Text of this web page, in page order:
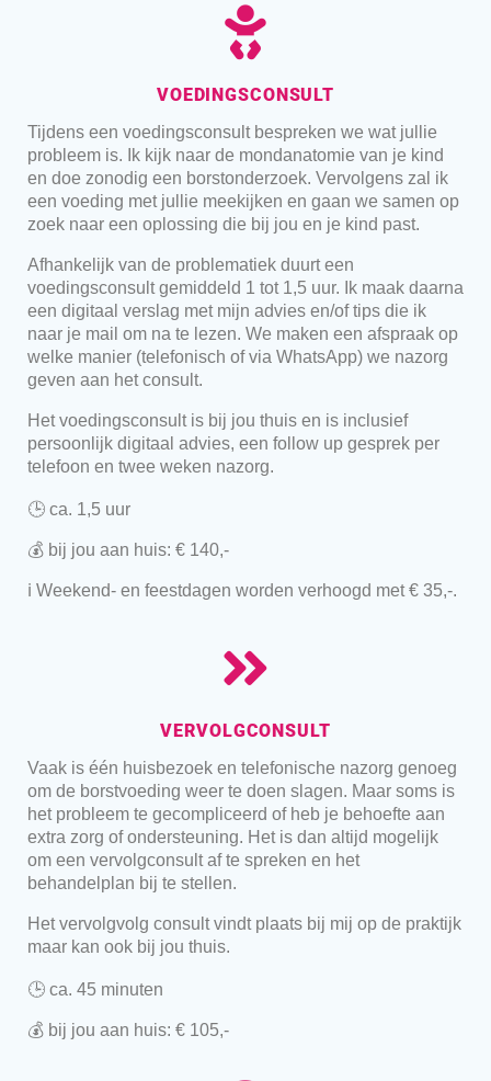
VOEDINGSCONSULT
Tijdens een voedingsconsult bespreken we wat jullie
probleem is. Ik kijk naar de mondanatomie van je kind
en doe zonodig een borstonderzoek. Vervolgens zal ik
een voeding met jullie meekijken en gaan we samen op
zoek naar een oplossing die bij jou en je kind past.
Afhankelijk van de problematiek duurt een
voedingsconsult gemiddeld 1 tot 1,5 uur. Ik maak daarna
een digitaal verslag met mijn advies en/of tips die ik
naar je mail om na te lezen. We maken een afspraak op
welke manier (telefonisch of via WhatsApp) we nazorg
geven aan het consult.
Het voedingsconsult is bij jou thuis en is inclusief
persoonlijk digitaal advies, een follow up gesprek per
telefoon en twee weken nazorg.
🕒 ca. 1,5 uur
💰 bij jou aan huis: € 140,-
ℹ️ Weekend- en feestdagen worden verhoogd met € 35,-.
VERVOLGCONSULT
Vaak is één huisbezoek en telefonische nazorg genoeg
om de borstvoeding weer te doen slagen. Maar soms is
het probleem te gecompliceerd of heb je behoefte aan
extra zorg of ondersteuning. Het is dan altijd mogelijk
om een vervolgconsult af te spreken en het
behandelplan bij te stellen.
Het vervolgvolg consult vindt plaats bij mij op de praktijk
maar kan ook bij jou thuis.
🕒 ca. 45 minuten
💰 bij jou aan huis: € 105,-